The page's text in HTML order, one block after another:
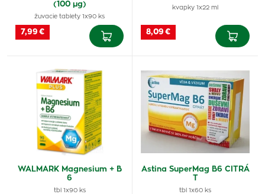
(100 µg)
žuvacie tablety 1x90 ks
7,99 €
kvapky 1x22 ml
8,09 €
WALMARK Magnesium + B
6
tbl 1x90 ks
Astina SuperMag B6 CITRÁ
T
tbl 1x60 ks